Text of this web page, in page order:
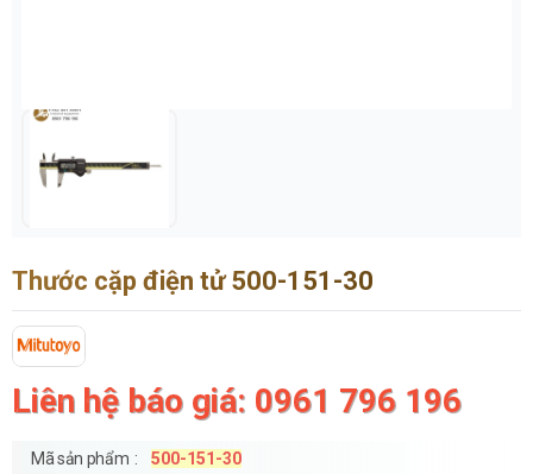
Thước cặp điện tử 500-151-30
Liên hệ báo giá: 0961 796 196
Mã sản phẩm
500-151-30